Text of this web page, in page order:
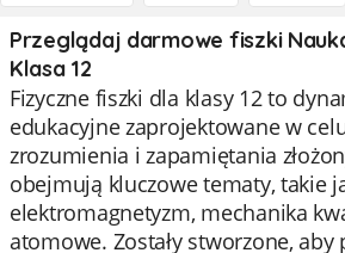
Przeglądaj darmowe fiszki
Klasa 12
Fizyczne fiszki dla klasy 12 to
edukacyjne zaprojektowane w
zrozumienia i zapamiętania
obejmują kluczowe tematy, takie
elektromagnetyzm, mechanika
atomowe. Zostały stworzone, aby